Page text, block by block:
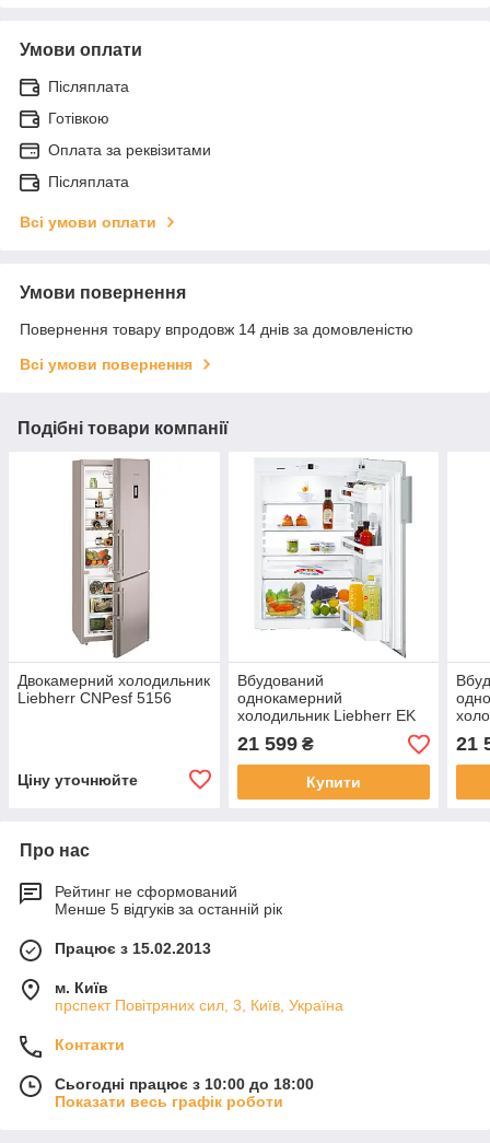
Умови оплати
Післяплата
Готівкою
Оплата за реквізитами
Післяплата
Всі умови оплати
Умови повернення
Повернення товару впродовж 14 днів за домовленістю
Всі умови повернення
Подібні товари компанії
Двокамерний холодильник
Liebherr CNPesf 5156
Ціну уточнюйте
Вбудований
однокамерний
холодильник Liebherr EK
1620
21 599₴
Купити
21
Про нас
Рейтинг не сформований
Менше 5 відгуків за останній рік
Працює з 15.02.2013
м. Київ
прспект Повітряних сил, 3, Київ, Україна
Контакти
Сьогодні працює з 10:00 до 18:00
Показати весь графік роботи